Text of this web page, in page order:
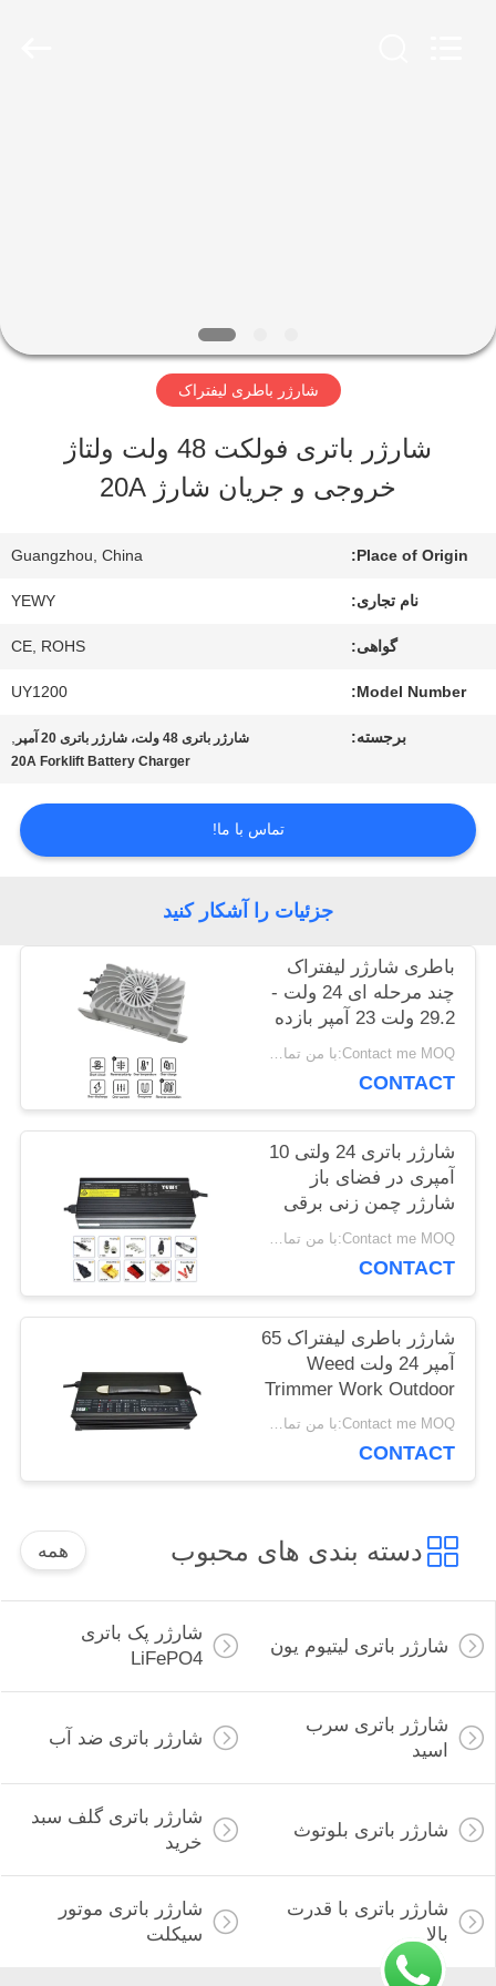
فیلم
درباره
تماس
بگیرید
اخبار
موارد
نقشه
سایت
PRIVACY
POLICY
شارژر باطری لیفتراک
شارژر باتری فولکت 48 ولت ولتاژ
خروجی و جریان شارژ 20A
Place of Origin:
Guangzhou, China
نام تجاری: YEWY
گواهی: CE, ROHS
Model Number:
UY1200
برجسته: شارژر باتری 48 ولت، شارژر باتری 20 آمپر ,
20A Forklift Battery Charger
تماس با ما!
جزئیات را آشکار کنید
باطری شارژر لیفتراک
چند مرحله ای 24 ولت -
29.2 ولت 23 آمپر بازده
بالا
Contact me MOQ:با من تماس بگیر
CONTACT
شارژر باتری 24 ولتی 10
آمپری در فضای باز
شارژر چمن زنی برقی
کوچک IP65
Contact me MOQ:با من تماس بگیر
CONTACT
شارژر باطری لیفتراک 65
آمپر 24 ولت Weed
Trimmer Work Outdoor
Work
Contact me MOQ:با من تماس بگیر
CONTACT
دسته بندی های محبوب همه
شارژر باتری لیتیوم یون
شارژر پک باتری
LiFePO4
شارژر باتری سرب
اسید
شارژر باتری ضد آب
شارژر باتری بلوتوث
شارژر باتری گلف سبد
خرید
شارژر باتری با قدرت
بالا
شارژر باتری موتور
سیکلت